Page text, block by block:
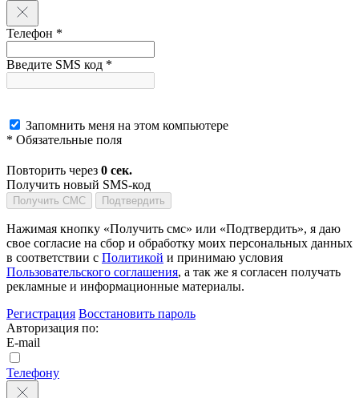
Телефон *
Введите SMS код *
Запомнить меня на этом компьютере
* Обязательные поля
Повторить через 0 сек.
Получить новый SMS-код
Получить СМС Подтвердить
Нажимая кнопку «Получить смс» или «Подтвердить», я даю
свое согласие на сбор и обработку моих персональных данных
в соответствии с Политикой и принимаю условия
Пользовательского соглашения, а так же я согласен получать
рекламные и информационные материалы.
Регистрация Восстановить пароль
Авторизация по:
E-mail
Телефону